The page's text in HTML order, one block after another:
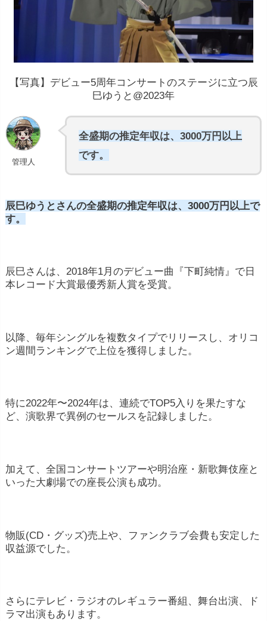
【写真】デビュー5周年コンサートのステージに立つ辰
巳ゆうと@2023年
管理人
全盛期の推定年収は、3000万円以上
です。
辰巳ゆうとさんの全盛期の推定年収は、3000万円以上で
す。
辰巳さんは、2018年1月のデビュー曲『下町純情』で日
本レコード大賞最優秀新人賞を受賞。
以降、毎年シングルを複数タイプでリリースし、オリコ
ン週間ランキングで上位を獲得しました。
特に2022年〜2024年は、連続でTOP5入りを果たすな
ど、演歌界で異例のセールスを記録しました。
加えて、全国コンサートツアーや明治座・新歌舞伎座と
いった大劇場での座長公演も成功。
物販(CD・グッズ)売上や、ファンクラブ会費も安定した
収益源でした。
さらにテレビ・ラジオのレギュラー番組、舞台出演、ド
ラマ出演もあります。